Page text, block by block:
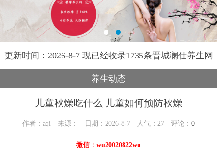
更新时间：2026-8-7 现已经收录1735条晋城澜仕养生网
信息
养生动态
儿童秋燥吃什么 儿童如何预防秋燥
作者：aqi 来源： 日期：2026-8-7 人气： 27 评论： 0
微信：wu20020822wu